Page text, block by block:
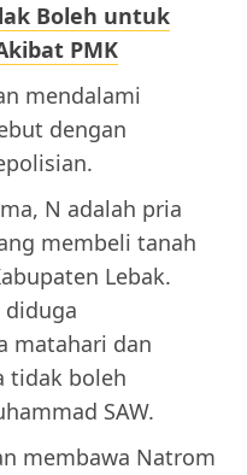
Boleh untuk
PMK
mendalami
dengan
N adalah pria
membeli tanah
Lebak.
diduga
matahari dan
tidak boleh
SAW.
membawa Natrom